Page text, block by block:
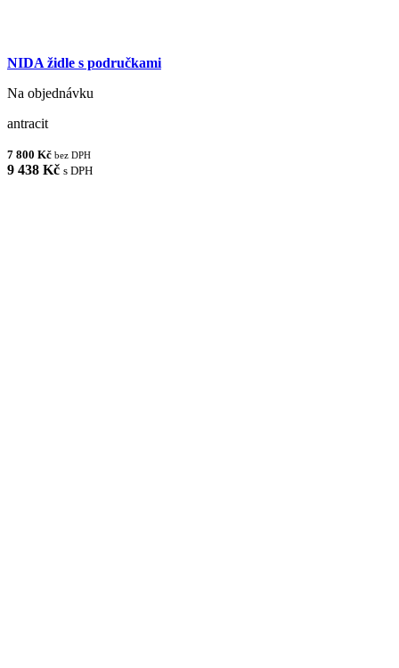
NIDA židle s područkami
Na objednávku
antracit
7 800 Kč bez DPH
9 438 Kč s DPH